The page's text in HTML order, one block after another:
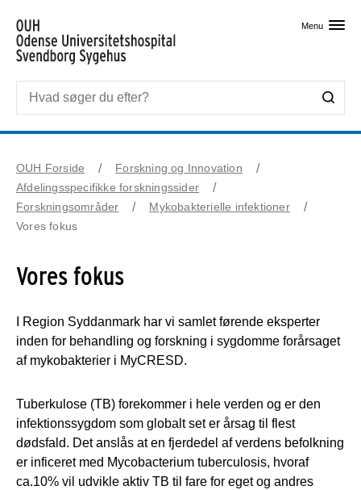
Menu
OUH Forside
Forskning og Innovation
Afdelingsspecifikke forskningssider
Forskningsområder
Mykobakterielle infektioner
Vores fokus
Vores fokus
I Region Syddanmark har vi samlet førende eksperter
inden for behandling og forskning i sygdomme forårsaget
af mykobakterier i MyCRESD.
Tuberkulose (TB) forekommer i hele verden og er den
infektionssygdom som globalt set er årsag til flest
dødsfald. Det anslås at en fjerdedel af verdens befolkning
er inficeret med Mycobacterium tuberculosis, hvoraf
ca.10% vil udvikle aktiv TB til fare for eget og andres